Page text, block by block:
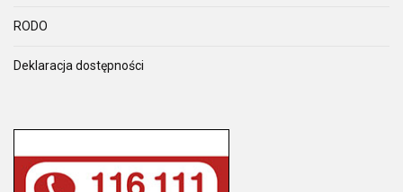
RODO
Deklaracja dostępności